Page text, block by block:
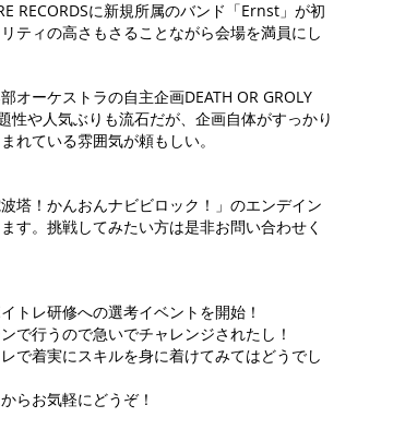
RECORDSに新規所属のバンド「Ernst」が初
ティの高さもさることながら会場を満員にし
オーケストラの自主企画DEATH OR GROLY
性や人気ぶりも流石だが、企画自体がすっかり
れている雰囲気が頼もしい。
塔！かんおんナビビロック！」のエンデイン
す。挑戦してみたい方は是非お問い合わせく
トレ研修への選考イベントを開始！
で行うので急いでチャレンジされたし！
で着実にスキルを身に着けてみてはどうでし
らお気軽にどうぞ！